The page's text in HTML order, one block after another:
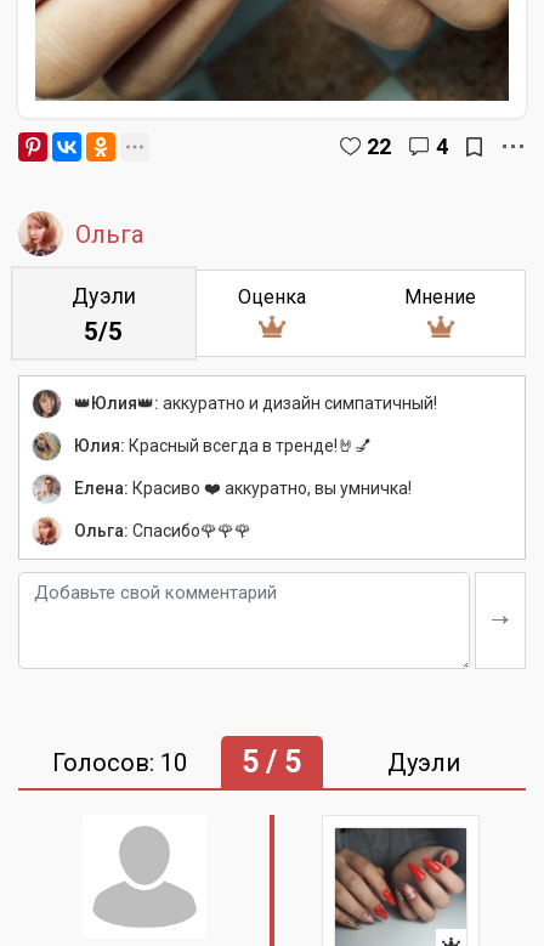
22 4
Ольга
Дуэли
5/5
Оценка Мнение
👑Юлия👑: аккуратно и дизайн симпатичный!
Юлия: Красный всегда в тренде!🤘💅
Елена: Красиво ❤️ аккуратно, вы умничка!
Ольга: Спасибо🌹🌹🌹
Голосов: 10 5 / 5 Дуэли